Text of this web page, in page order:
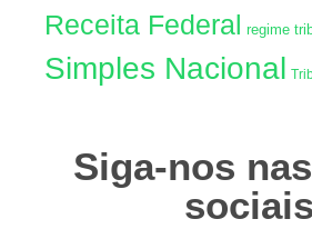
Receita Federal regime
Simples Nacional
Siga-nos
sociais